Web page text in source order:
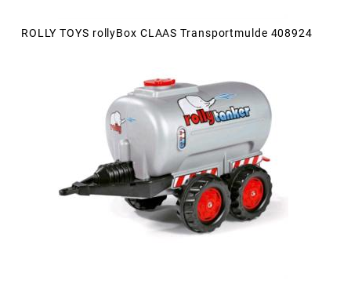
ROLLY TOYS rollyBox CLAAS Transportmulde 408924